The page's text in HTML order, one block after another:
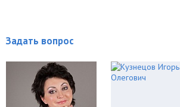
Задать вопрос